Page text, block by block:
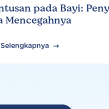
pada Bayi:
Mencegahnya